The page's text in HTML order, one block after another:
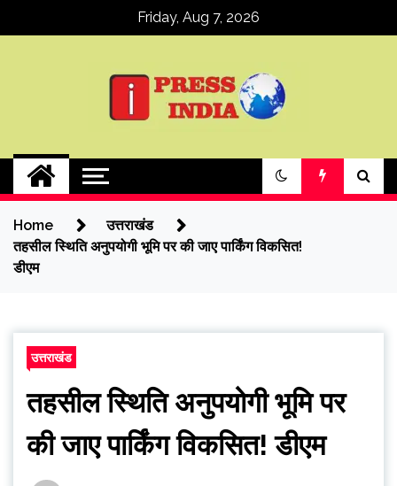
Friday, Aug 7, 2026
ipressindia
Home
उत्तराखंड
तहसील स्थिति अनुपयोगी भूमि पर की जाए पार्किंग विकसित!
डीएम
उत्तराखंड
तहसील स्थिति अनुपयोगी भूमि पर
की जाए पार्किंग विकसित! डीएम